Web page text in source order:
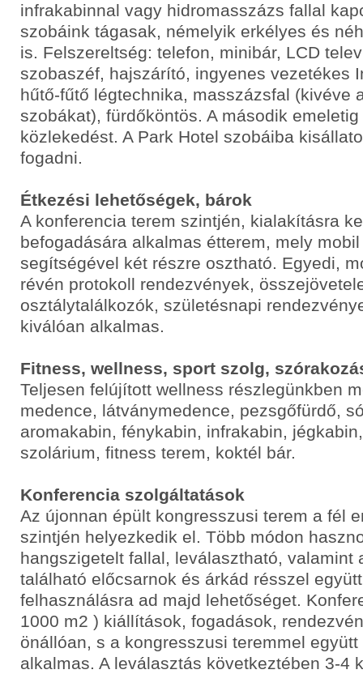
infrakabinnal vagy hidromasszázs fallal
szobáink tágasak, némelyik erkélyes és
is. Felszereltség: telefon, minibár, LCD
szobaszéf, hajszárító, ingyenes vezetékes
hűtő-fűtő légtechnika, masszázsfal (kivéve
szobákat), fürdőköntös. A második
közlekedést. A Park Hotel szobáiba
fogadni.
Étkezési lehetőségek, bárok
A konferencia terem szintjén, kialakításra
befogadására alkalmas étterem, mely
segítségével két részre osztható. Egyedi,
révén protokoll rendezvények,
osztálytalálkozók, születésnapi
kiválóan alkalmas.
Fitness, wellness, sport szolg,
Teljesen felújított wellness részlegünkben
medence, látványmedence, pezsgőfürdő,
aromakabin, fénykabin, infrakabin,
szolárium, fitness terem, koktél bár.
Konferencia szolgáltatások
Az újonnan épült kongresszusi terem a fél
szintjén helyezkedik el. Több módon
hangszigetelt fallal, leválasztható, valamint
található előcsarnok és árkád résszel
felhasználásra ad majd lehetőséget.
1000 m2 ) kiállítások, fogadások,
önállóan, s a kongresszusi teremmel
alkalmas. A leválasztás következtében 3-4